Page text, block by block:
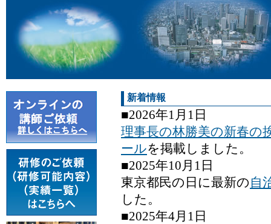
新着情報
■2026年1月1日
理事長の林勝美の新春の
ールを掲載しました。
■2025年10月1日
東京都民の日に最新の自
した。
■2025年4月1日